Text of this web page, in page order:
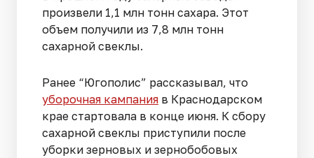
произвели 1,1 млн тонн сахара. Этот
объем получили из 7,8 млн тонн
сахарной свеклы.
Ранее “Югополис” рассказывал, что
уборочная кампания в Краснодарском
крае стартовала в конце июня. К сбору
сахарной свеклы приступили после
уборки зерновых и зернобобовых